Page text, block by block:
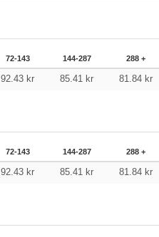
72-143 144-287 288 +
92.43 kr 85.41 kr 81.84 kr
72-143 144-287 288 +
92.43 kr 85.41 kr 81.84 kr